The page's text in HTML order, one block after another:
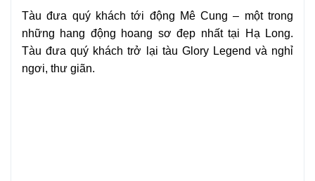
Tàu đưa quý khách tới động Mê Cung – một trong
những hang động hoang sơ đẹp nhất tại Hạ Long.
Tàu đưa quý khách trở lại tàu Glory Legend và nghỉ
ngơi, thư giãn.